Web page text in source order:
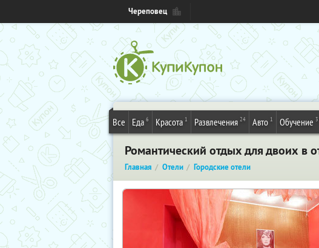
Череповец
Все Еда 6 Красота 1 Развлечения 24 Авто 1 Обучение
Романтический отдых для двоих в
Главная Отели Городские отели